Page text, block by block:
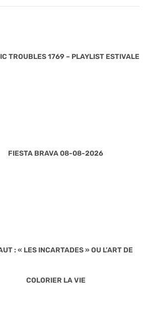
TROUBLES 1769 – PLAYLIST ESTIVALE
FIESTA BRAVA 08-08-2026
: « LES INCARTADES » OU L’ART DE
COLORIER LA VIE